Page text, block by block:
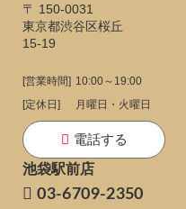
〒 150-0031
東京都渋谷区桜丘
15-19
[営業時間] 10:00～19:00
[定休日]
月曜日・火曜日
電話する
池袋駅前店
03-6709-2350